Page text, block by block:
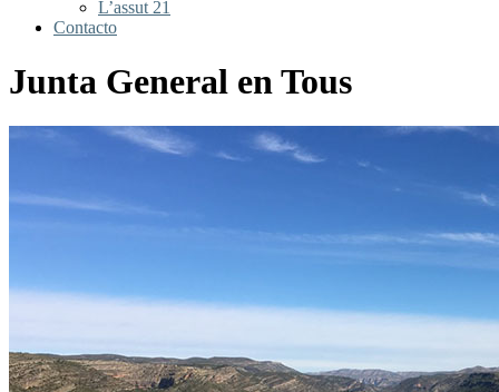
L’assut 21
Contacto
Junta General en Tous